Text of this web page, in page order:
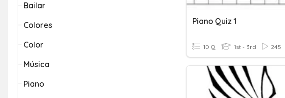
Bailar
Colores
Color
Música
Piano
Piano Quiz 1
10 Q 1st - 3rd 245